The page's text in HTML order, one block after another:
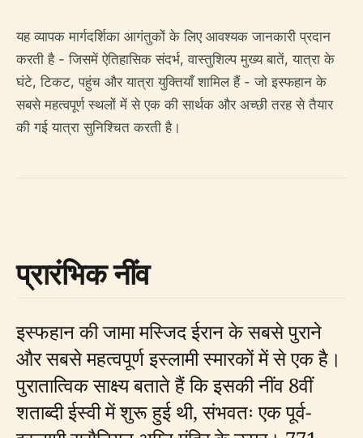
यह व्यापक मार्गदर्शिका आगंतुकों के लिए आवश्यक जानकारी प्रदान
करती है - जिसमें ऐतिहासिक संदर्भ, वास्तुशिल्प मुख्य बातें, यात्रा के
घंटे, टिकट, पहुंच और यात्रा युक्तियाँ शामिल हैं - जो इस्फहान के
सबसे महत्वपूर्ण स्थलों में से एक की सार्थक और अच्छी तरह से तैयार
की गई यात्रा सुनिश्चित करती है।
प्रारंभिक नींव
इस्फहान की जामा मस्जिद ईरान के सबसे पुराने
और सबसे महत्वपूर्ण इस्लामी स्मारकों में से एक है।
पुरातात्विक साक्ष्य बताते हैं कि इसकी नींव 8वीं
शताब्दी ईस्वी में शुरू हुई थी, संभवतः एक पूर्व-